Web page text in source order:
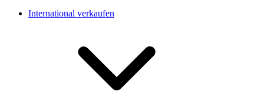
International verkaufen